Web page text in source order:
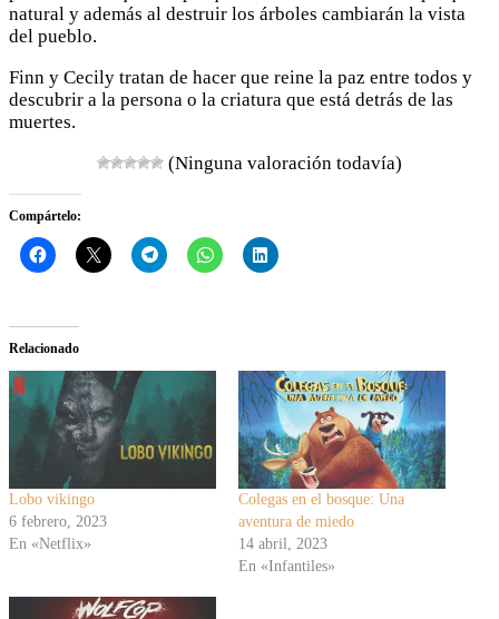
natural y además al destruir los árboles cambiarán la vista
del pueblo.
Finn y Cecily tratan de hacer que reine la paz entre todos y
descubrir a la persona o la criatura que está detrás de las
muertes.
(Ninguna valoración todavía)
Compártelo:
Relacionado
Lobo vikingo
6 febrero, 2023
En «Netflix»
Colegas en el bosque: Una
aventura de miedo
14 abril, 2023
En «Infantiles»